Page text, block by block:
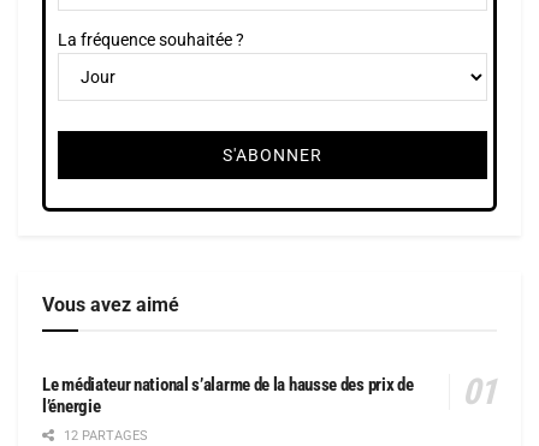
La fréquence souhaitée ?
Vous avez aimé
Le médiateur national s’alarme de la hausse des prix de
l’énergie
12 PARTAGES